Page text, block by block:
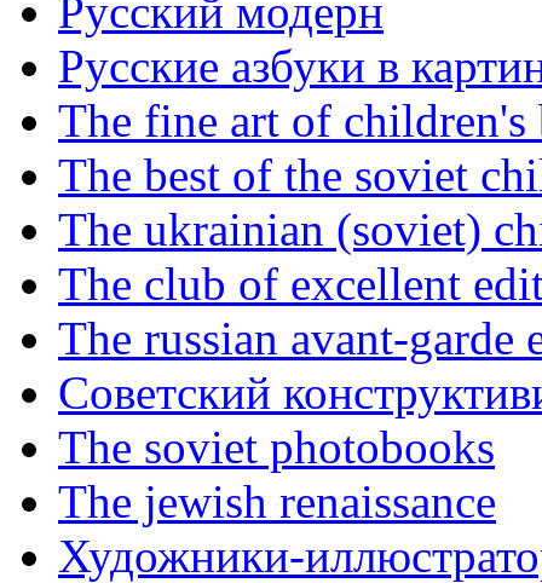
Русский модерн
Русские азбуки в
The fine art of
The best of the soviet
The ukrainian (soviet)
The club of excellent
The russian avant-garde
Советский
The soviet photobooks
The jewish renaissance
Художники-